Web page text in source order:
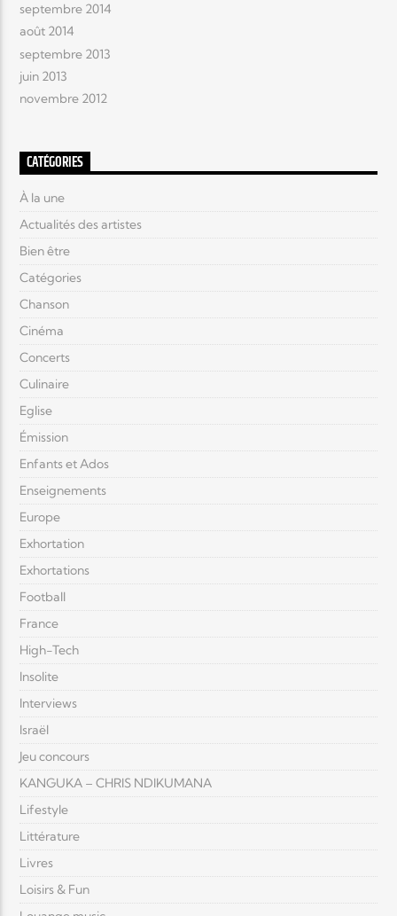
septembre 2014
août 2014
septembre 2013
juin 2013
novembre 2012
CATÉGORIES
À la une
Actualités des artistes
Bien être
Catégories
Chanson
Cinéma
Concerts
Culinaire
Eglise
Émission
Enfants et Ados
Enseignements
Europe
Exhortation
Exhortations
Football
France
High-Tech
Insolite
Interviews
Israël
Jeu concours
KANGUKA – CHRIS NDIKUMANA
Lifestyle
Littérature
Livres
Loisirs & Fun